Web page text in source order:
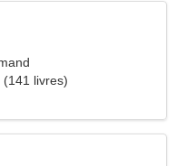
livres)